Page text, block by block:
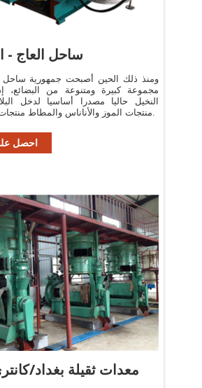
ساحل العاج -
ومنذ ذلك الحين أصبحت جمهورية ساحل
مجموعة كبيرة ومتنوعة من البضائع،
النخيل حاليا مصدرا أساسيا لدخل
منتجات الموز والأناناس والمطاط منتجات مهمة أيضا.
احصل
معدات ثقيلة بغداد/